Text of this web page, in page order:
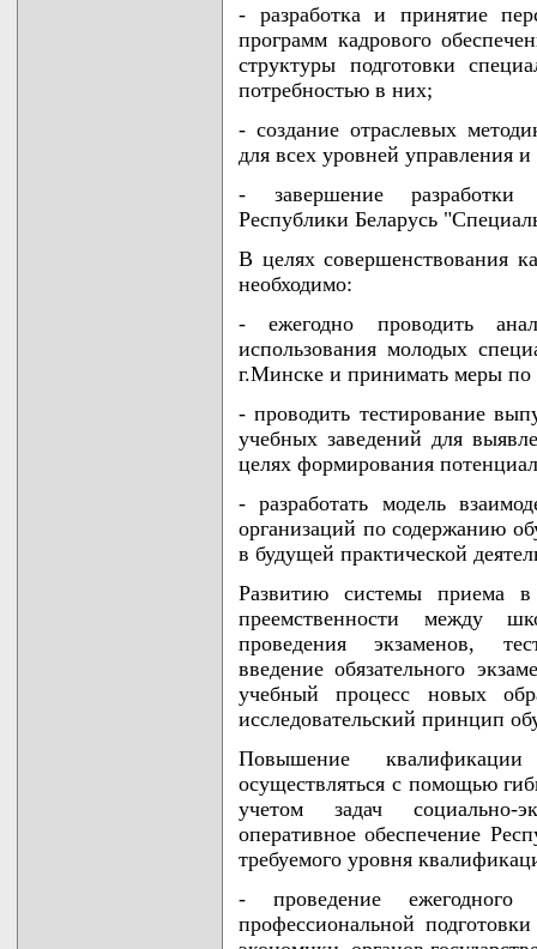
- разработка и принятие
программ кадрового
структуры подготовки
потребностью в них;
- создание отраслевых
для всех уровней управления
- завершение разработки
Республики Беларусь
В целях совершенствования
необходимо:
- ежегодно проводить
использования молодых
г.Минске и принимать меры по
- проводить тестирование
учебных заведений для
целях формирования
- разработать модель
организаций по содержанию
в будущей практической
Развитию системы приема в
преемственности между
проведения экзаменов,
введение обязательного
учебный процесс новых
исследовательский принцип
Повышение
осуществляться с помощью
учетом задач социально-
оперативное обеспечение
требуемого уровня
- проведение ежегодного
профессиональной